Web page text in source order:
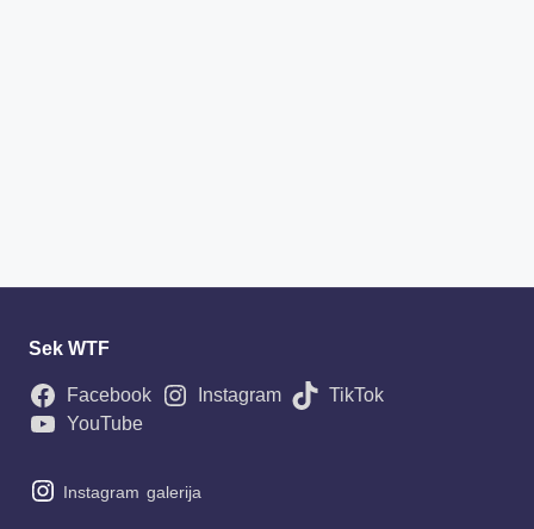
Sek WTF
Facebook Instagram
TikTok
YouTube
Instagram galerija